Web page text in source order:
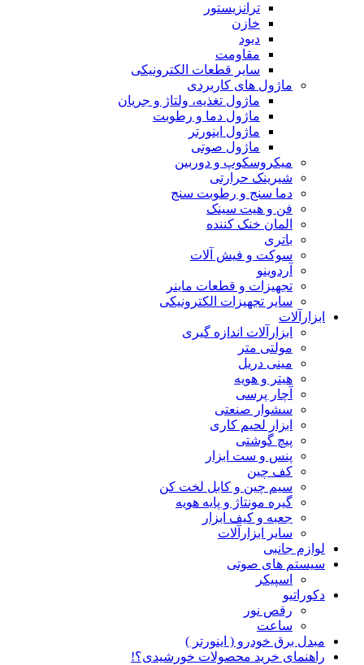
ترانزیستور
خازن
دیود
مقاومت
سایر قطعات الکترونیکی
ماژول های کاربردی
ماژول تغذیه، ولتاژ و جریان
ماژول دما و رطوبت
ماژول اینورتر
ماژول صوتی
میکروسکوپ و دوربین
شیرینک حرارتی
دما سنج و رطوبت سنج
فن و هیت سینک
المان خنک کننده
باتری
سوکت و فیش آلات
آردوینو
تجهیزات و قطعات ماینر
سایر تجهیزات الکترونیکی
ابزارآلات
ابزارآلات اندازه گیری
مولتی متر
مینی دریل
هیتر و هویه
آچار پرسی
سشوار صنعتی
ابزار لحیم کاری
پیچ گوشتی
پنس و ست ابزار
کف چین
سیم چین و کابل لخت کن
گیره مونتاژ و پایه هویه
جعبه و کیف ابزار
سایر ابزارآلات
لوازم جانبی
سیستم های صوتی
اسپیکر
دکوراتیو
رقص نور
ساعت
مبدل برق خودرو ( اینورتر )
راهنمای خرید محصولات خورشیدی؟!